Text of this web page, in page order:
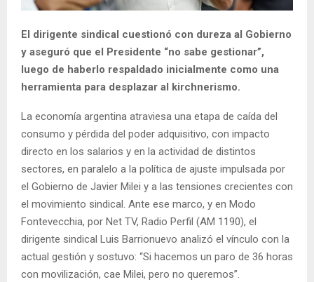
El dirigente sindical cuestionó con dureza al Gobierno
y aseguró que el Presidente “no sabe gestionar”,
luego de haberlo respaldado inicialmente como una
herramienta para desplazar al kirchnerismo.
La economía argentina atraviesa una etapa de caída del
consumo y pérdida del poder adquisitivo, con impacto
directo en los salarios y en la actividad de distintos
sectores, en paralelo a la política de ajuste impulsada por
el Gobierno de Javier Milei y a las tensiones crecientes con
el movimiento sindical. Ante ese marco, y en Modo
Fontevecchia, por Net TV, Radio Perfil (AM 1190), el
dirigente sindical Luis Barrionuevo analizó el vínculo con la
actual gestión y sostuvo: “Si hacemos un paro de 36 horas
con movilización, cae Milei, pero no queremos”.